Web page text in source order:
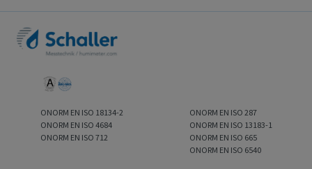
ONORM EN ISO 18134-2
ONORM EN ISO 4684
ONORM EN ISO 712
ONORM EN ISO 287
ONORM EN ISO 13183-1
ONORM EN ISO 665
ONORM EN ISO 6540